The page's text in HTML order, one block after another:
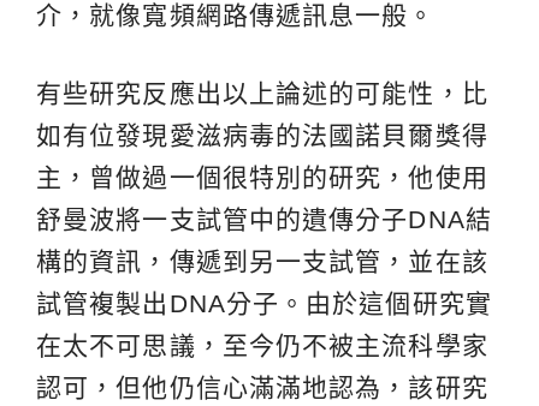
介，就像寬頻網路傳遞訊息一般。
有些研究反應出以上論述的可能性，比
如有位發現愛滋病毒的法國諾貝爾獎得
主，曾做過一個很特別的研究，他使用
舒曼波將一支試管中的遺傳分子DNA結
構的資訊，傳遞到另一支試管，並在該
試管複製出DNA分子。由於這個研究實
在太不可思議，至今仍不被主流科學家
認可，但他仍信心滿滿地認為，該研究